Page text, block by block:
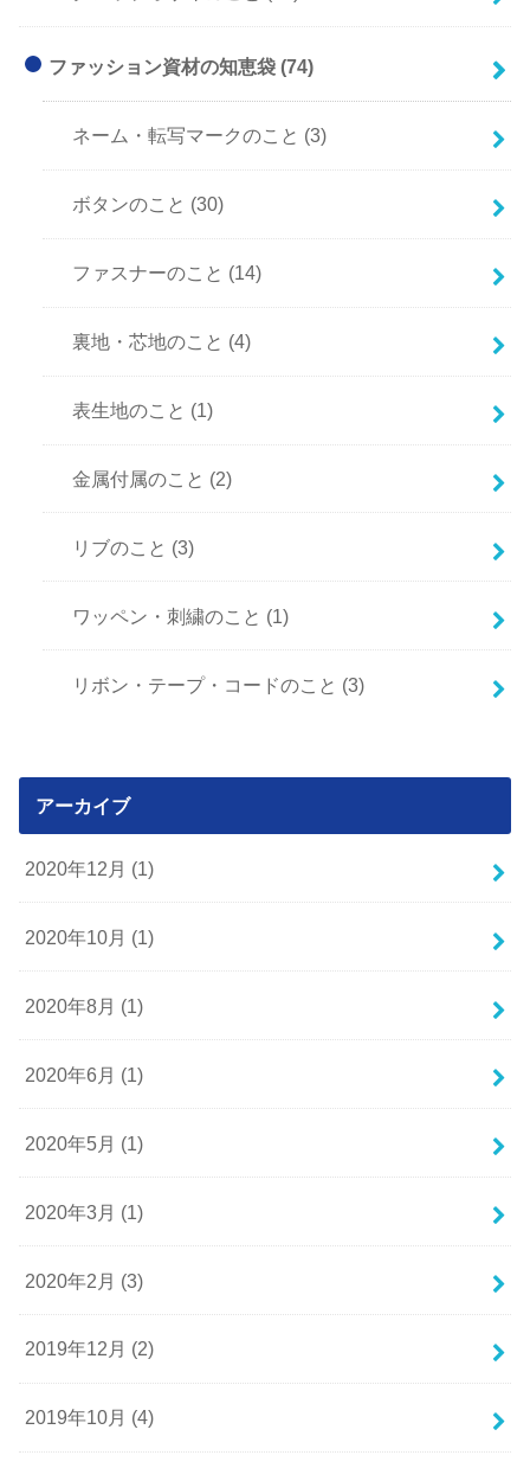
ファッション資材の知恵袋(74)
ネーム・転写マークのこと (3)
ボタンのこと (30)
ファスナーのこと (14)
裏地・芯地のこと (4)
表生地のこと (1)
金属付属のこと (2)
リブのこと (3)
ワッペン・刺繍のこと (1)
リボン・テープ・コードのこと (3)
アーカイブ
2020年12月 (1)
2020年10月 (1)
2020年8月 (1)
2020年6月 (1)
2020年5月 (1)
2020年3月 (1)
2020年2月 (3)
2019年12月 (2)
2019年10月 (4)